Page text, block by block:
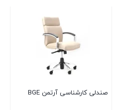
صندلی کارشناسی آرتمن BGE